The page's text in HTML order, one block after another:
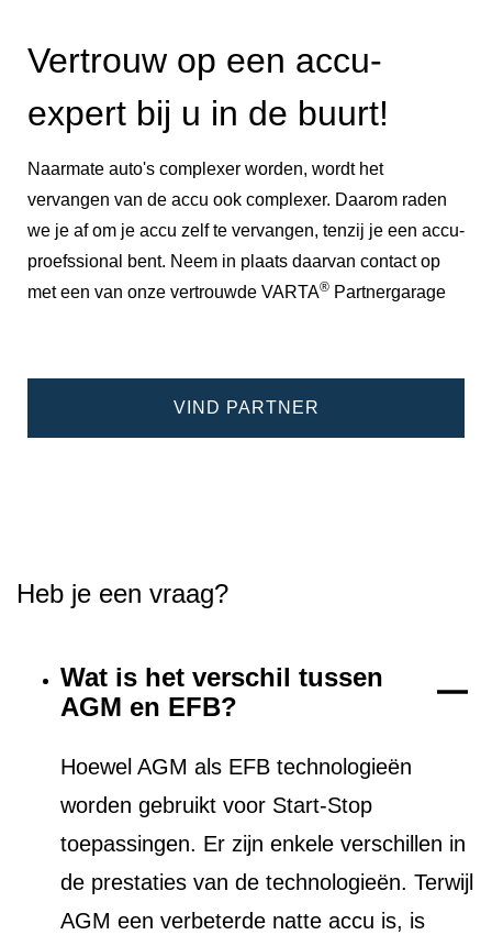
Vertrouw op een accu-
expert bij u in de buurt!
Naarmate auto's complexer worden, wordt het
vervangen van de accu ook complexer. Daarom raden
we je af om je accu zelf te vervangen, tenzij je een accu-
proefssional bent. Neem in plaats daarvan contact op
met een van onze vertrouwde VARTA® Partnergarage
VIND PARTNER
Heb je een vraag?
Wat is het verschil tussen
AGM en EFB?
Hoewel AGM als EFB technologieën
worden gebruikt voor Start-Stop
toepassingen. Er zijn enkele verschillen in
de prestaties van de technologieën. Terwijl
AGM een verbeterde natte accu is, is